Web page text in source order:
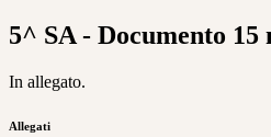
5^ SA - Documento 15
In allegato.
Allegati